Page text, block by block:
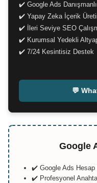
✔️ Google Ads
✔️ Yapay Zeka İçerik
✔️ İleri Seviye SEO
✔️ Kurumsal Yedekli
✔️ 7/24 Kesintisiz Destek
💬
Google
✔️ Google Ads Hesap
✔️ Profesyonel